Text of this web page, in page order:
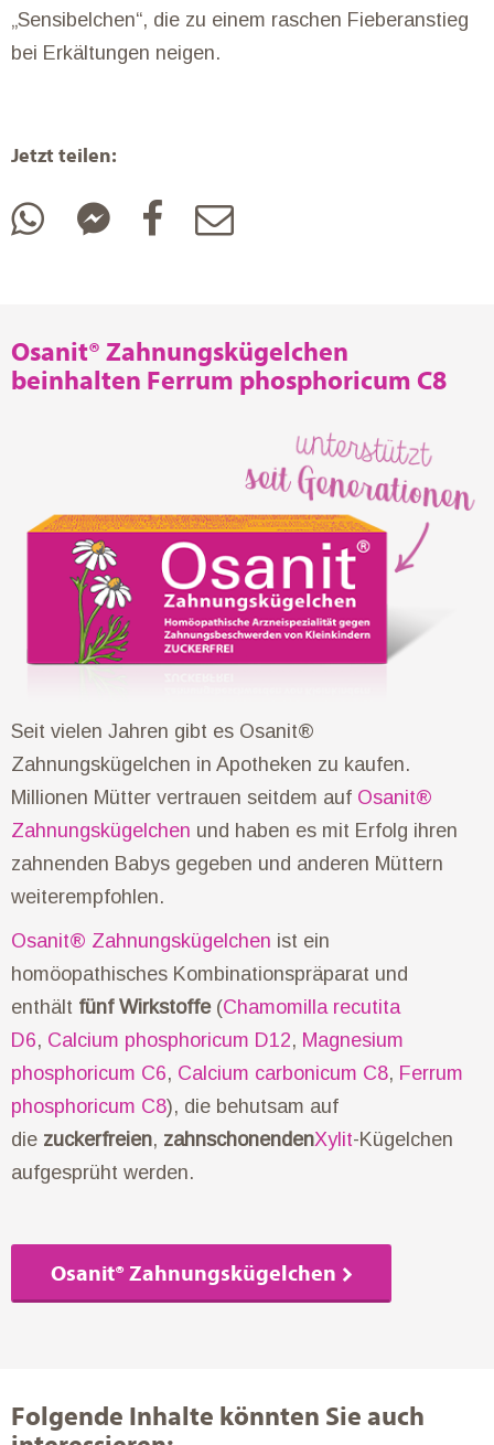
„Sensibelchen“, die zu einem raschen Fieberanstieg
bei Erkältungen neigen.
Jetzt teilen:
Osanit® Zahnungskügelchen
beinhalten Ferrum phosphoricum C8
Seit vielen Jahren gibt es Osanit®
Zahnungskügelchen in Apotheken zu kaufen.
Millionen Mütter vertrauen seitdem auf Osanit®
Zahnungskügelchen und haben es mit Erfolg ihren
zahnenden Babys gegeben und anderen Müttern
weiterempfohlen.
Osanit® Zahnungskügelchen ist ein
homöopathisches Kombinationspräparat und
enthält fünf Wirkstoffe(Chamomilla recutita
D6, Calcium phosphoricum D12, Magnesium
phosphoricum C6, Calcium carbonicum C8, Ferrum
phosphoricum C8), die behutsam auf
die zuckerfreien, zahnschonendenXylit-Kügelchen
aufgesprüht werden.
Osanit® Zahnungskügelchen
Folgende Inhalte könnten Sie auch